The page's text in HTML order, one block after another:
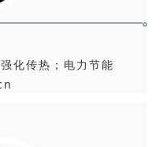
化传热；电力节能